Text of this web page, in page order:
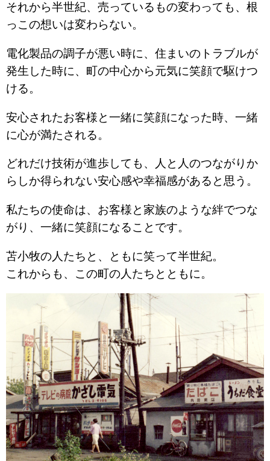
それから半世紀、売っているもの変わっても、根
っこの想いは変わらない。
電化製品の調子が悪い時に、住まいのトラブルが
発生した時に、町の中心から元気に笑顔で駆けつ
ける。
安心されたお客様と一緒に笑顔になった時、一緒
に心が満たされる。
どれだけ技術が進歩しても、人と人のつながりか
らしか得られない安心感や幸福感があると思う。
私たちの使命は、お客様と家族のような絆でつな
がり、一緒に笑顔になることです。
苫小牧の人たちと、ともに笑って半世紀。
これからも、この町の人たちとともに。